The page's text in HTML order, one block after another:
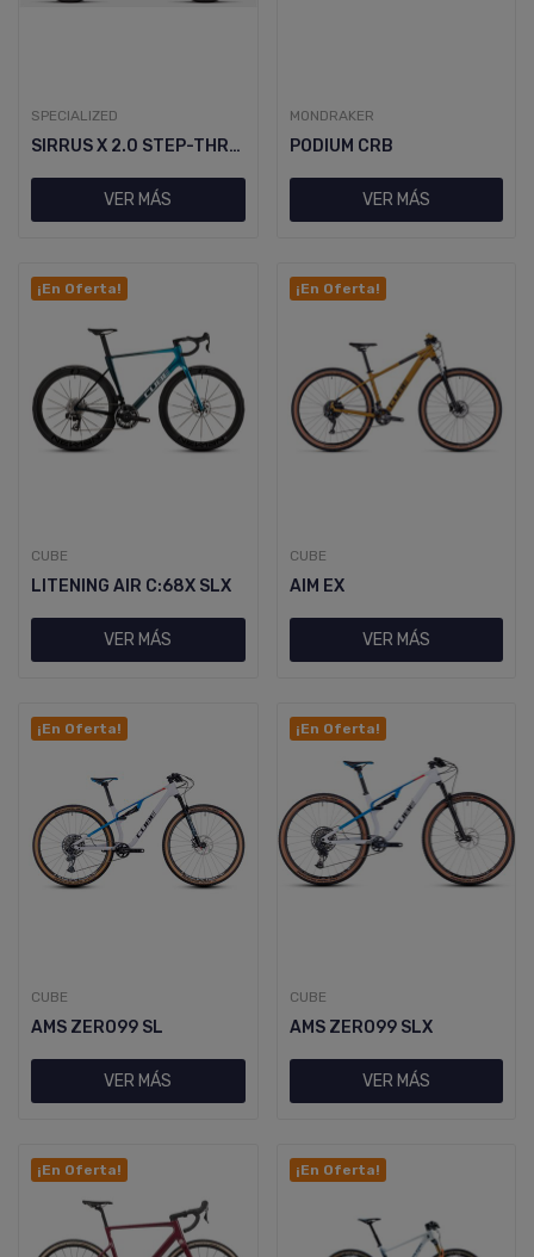
VER MÁS
SPECIALIZED
SIRRUS X 2.0 STEP-THROUGH M DSRTMET
VER MÁS
MONDRAKER
PODIUM CRB
¡En Oferta!
VER MÁS
CUBE
LITENING AIR C:68X SLX
¡En Oferta!
VER MÁS
CUBE
AIM EX
¡En Oferta!
VER MÁS
CUBE
AMS ZERO99 SL
¡En Oferta!
VER MÁS
CUBE
AMS ZERO99 SLX
¡En Oferta! ¡En Oferta!